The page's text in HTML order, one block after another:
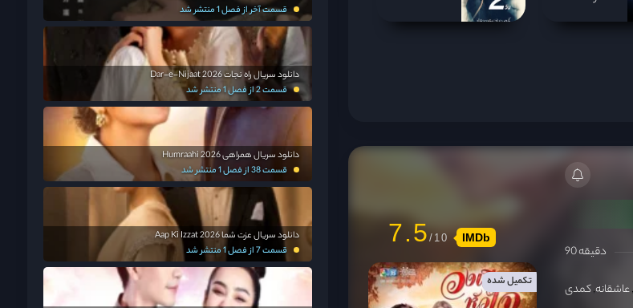
90 دقیقه
عاشقانه کمدی
7.5 IMDb
تکمیل شده
قسمت آخر از فصل 1 منتشر شد
دانلود سریال راه نجات Dar-e-Nijaat 2026
قسمت 2 از فصل 1 منتشر شد
دانلود سریال همراهی Humraahi 2026
قسمت 38 از فصل 1 منتشر شد
دانلود سریال عزت شما Aap Ki Izzat 2026
قسمت 7 از فصل 1 منتشر شد